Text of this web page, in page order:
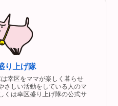
り上げ隊
幸区をママが楽しく暮らせ
さしい活動をしている人のマ
くは幸区盛り上げ隊の公式サ